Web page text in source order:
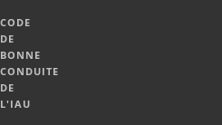
CODE
DE
BONNE
CONDUITE
DE
L'IAU